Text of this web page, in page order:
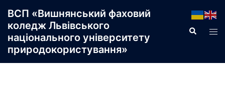
до
вмісту
ВСП «Вишнянський фаховий
коледж Львівського
національного університету
природокористування»
Пошук